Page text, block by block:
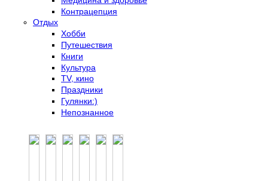
Контрацепция
Отдых
Хобби
Путешествия
Книги
Культура
TV, кино
Праздники
Гулянки:)
Непознанное